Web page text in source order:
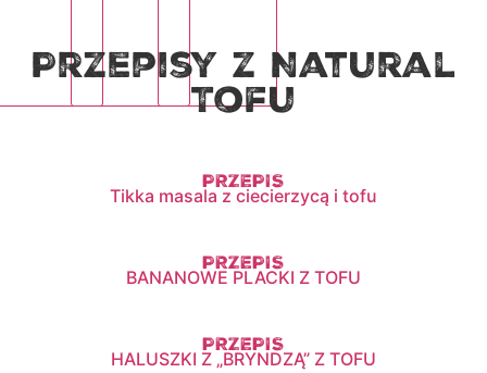
Przepisy z Natural
Tofu
PRZEPIS
Tikka masala z ciecierzycą i tofu
PRZEPIS
BANANOWE PLACKI Z TOFU
PRZEPIS
HALUSZKI Z „BRYNDZĄ” Z TOFU